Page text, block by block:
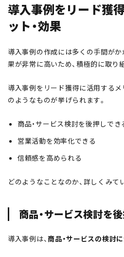
導入事例をリード獲
ット・効果
導入事例の作成には多くの手間が
果が非常に高いため、積極的に取り
導入事例をリード獲得に活用するメ
のようなものが挙げられます。
商品・サービス検討を後押しでき
営業活動を効率化できる
信頼感を高められる
どのようなことなのか、詳しくみて
商品・サービス検討を
導入事例は、商品・サービスの検討